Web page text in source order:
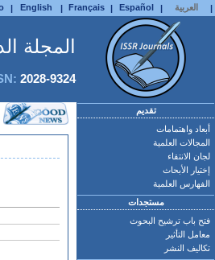
| English | Français | Español | العربية |
المجلة
2028-9324
تقديم
أبعاد واهتمامات
المجالات العلمية
لجان الانتقاء
إختيار الأبحاث
الفهارس العلمية
مستجدات
فتح باب ترشيح البحوث
معامل التأثير
تكاليف النشر